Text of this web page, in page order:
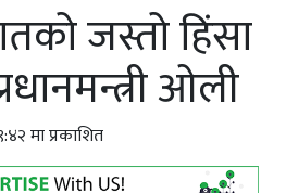
जस्तो हिंसा
ओली
मा प्रकाशित